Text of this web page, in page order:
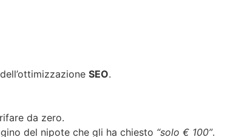
SEO.
da zero.
del nipote che gli ha chiesto “solo € 100”.